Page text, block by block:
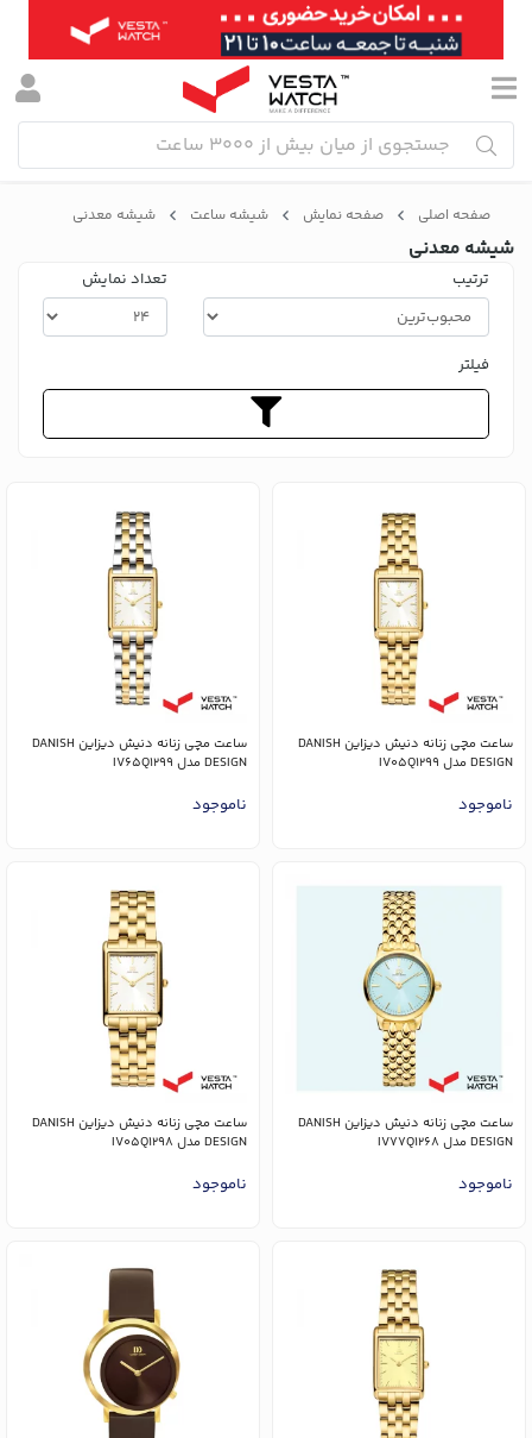
صفحه اصلی صفحه نمایش شیشه ساعت شیشه معدنی
شیشه معدنی
ترتیب تعداد نمایش
فیلتر
ساعت مچی زنانه دنیش دیزاین DANISH
DESIGN مدل IV05Q1299
ناموجود
ساعت مچی زنانه دنیش دیزاین DANISH
DESIGN مدل IV65Q1299
ناموجود
ساعت مچی زنانه دنیش دیزاین DANISH
DESIGN مدل IV77Q1268
ناموجود
ساعت مچی زنانه دنیش دیزاین DANISH
DESIGN مدل IV05Q1298
ناموجود